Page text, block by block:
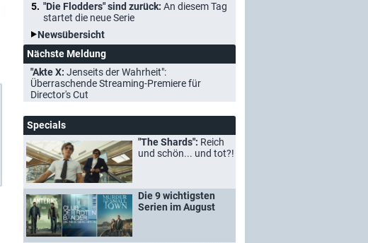
"Die Flodders" sind zurück: An diesem Tag
startet die neue Serie
Newsübersicht
Nächste Meldung
"Akte X: Jenseits der Wahrheit":
Überraschende Streaming-Premiere für
Director's Cut
Specials
"The Shards": Reich
und schön... und tot?!
Die 9 wichtigsten
Serien im August